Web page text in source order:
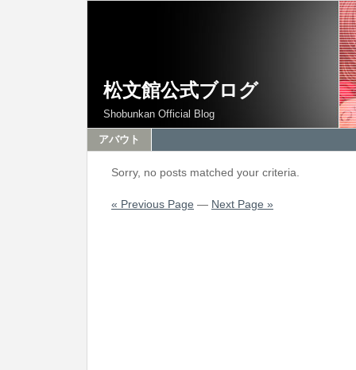
松文館公式ブログ
Shobunkan Official Blog
アバウト
Sorry, no posts matched your criteria.
« Previous Page — Next Page »